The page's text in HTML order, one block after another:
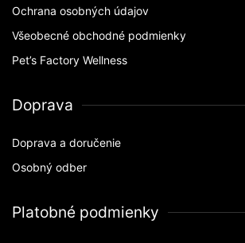
Ochrana osobných údajov
Všeobecné obchodné podmienky
Pet’s Factory Wellness
Doprava
Doprava a doručenie
Osobný odber
Platobné podmienky